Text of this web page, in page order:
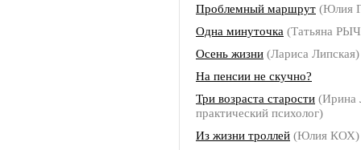
Проблемный маршрут (Юлия
Одна минуточка (Татьяна
Осень жизни (Лариса Липская)
На пенсии не скучно?
Три возраста старости
практический психолог)
Из жизни троллей (Юлия КОХ)